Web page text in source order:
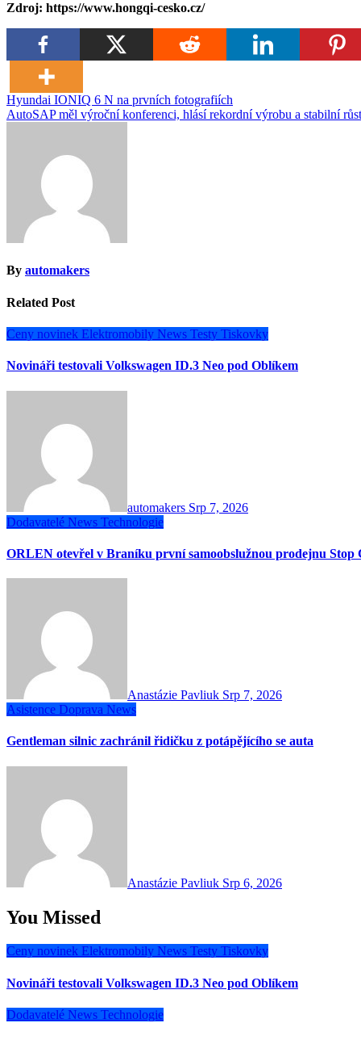
Zdroj: https://www.hongqi-cesko.cz/
Navigace
pro
Hyundai IONIQ 6 N na prvních fotografiích
AutoSAP měl výroční konferenci, hlásí rekordní výrobu a stabilní růst
By automakers
Related Post
Ceny novinek Elektromobily News Testy Tiskovky
Novináři testovali Volkswagen ID.3 Neo pod Oblíkem
automakers Srp 7, 2026
Dodavatelé News Technologie
ORLEN otevřel v Braníku první samoobslužnou prodejnu Stop
Anastázie Pavliuk Srp 7, 2026
Asistence Doprava News
Gentleman silnic zachránil řidičku z potápějícího se auta
Anastázie Pavliuk Srp 6, 2026
You Missed
Ceny novinek Elektromobily News Testy Tiskovky
Novináři testovali Volkswagen ID.3 Neo pod Oblíkem
Dodavatelé News Technologie